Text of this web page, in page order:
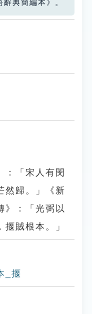
辭典簡編本》。
：「宋人有閔
然歸。」《新
》：「光弼以
賊根本。」
_揠